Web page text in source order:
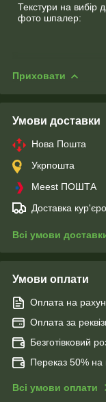
Текстури на вибір
фото шпалер:
Приховати
Умови доставки
Нова Пошта
Укрпошта
Meest ПОШТА
Доставка
Всі умови
Умови оплати
Оплата на
Оплата за
Безготівковий
Переказ 50% на
Всі умови оплати